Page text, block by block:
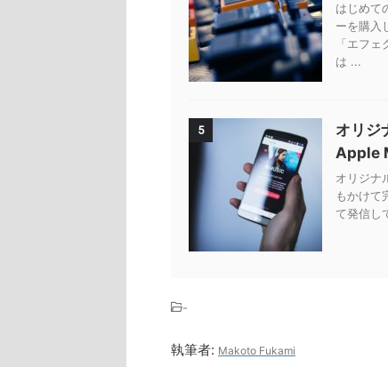
はじめて
ーを購入
「エフ
は ...
5
オリジ
Apple
オリジナ
もかけて
て発信し
-
執筆者: Makoto Fukami